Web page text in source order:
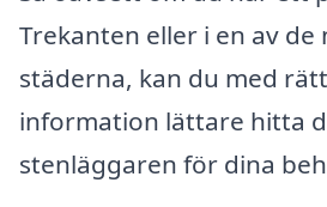
Trekanten eller i en av
städerna, kan du med
information lättare hitta
stenläggaren för dina